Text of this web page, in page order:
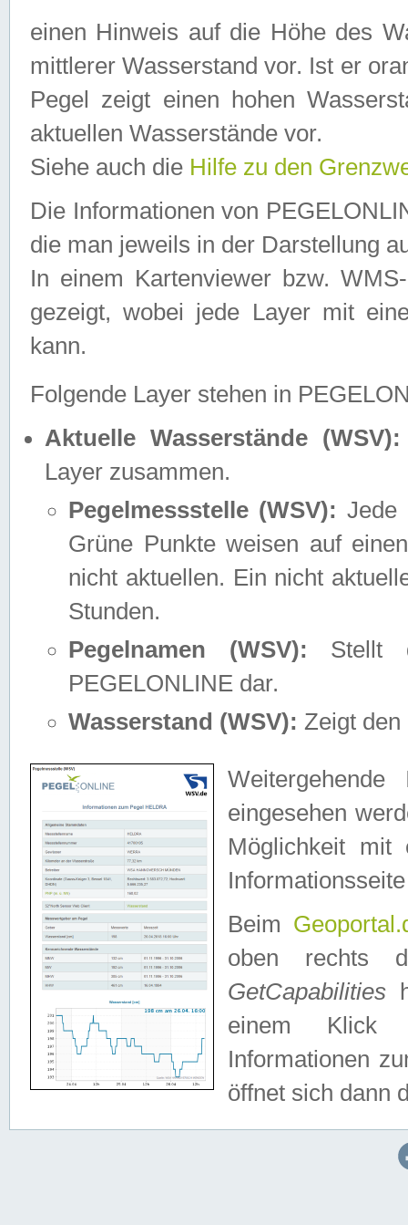
einen Hinweis auf die Höhe des
mittlerer Wasserstand vor. Ist er
Pegel zeigt einen hohen
aktuellen Wasserstände vor.
Siehe auch die Hilfe zu den
Die Informationen von
die man jeweils in der Darstellung
In einem Kartenviewer bzw.
gezeigt, wobei jede Layer mit
kann.
Folgende Layer stehen in
Aktuelle Wasserstände (WSV):
Layer zusammen.
Pegelmessstelle (WSV): Jede
Grüne Punkte weisen auf
nicht aktuellen. Ein nicht
Stunden.
Pegelnamen (WSV): Stellt
PEGELONLINE dar.
Wasserstand (WSV): Zeigt den
eingesehen
Möglichkeit mit
Beim
oben rechts
GetCapabilities
einem Klick
Informationen
öffnet sich dann